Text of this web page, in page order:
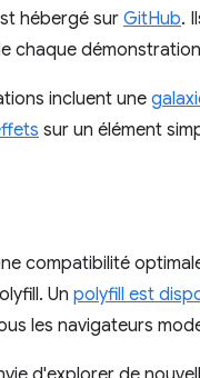
hébergé surGitHub.
chaque
incluent une
sur un élément
compatibilité
Un polyfill est
les navigateurs